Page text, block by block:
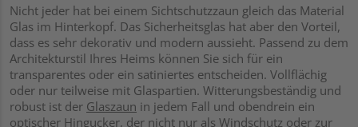
Nicht jeder hat bei einem Sichtschutzzaun gleich das Material
Glas im Hinterkopf. Das Sicherheitsglas hat aber den Vorteil,
dass es sehr dekorativ und modern aussieht. Passend zu dem
Architekturstil Ihres Heims können Sie sich für ein
transparentes oder ein satiniertes entscheiden. Vollflächig
oder nur teilweise mit Glaspartien. Witterungsbeständig und
robust ist der Glaszaun in jedem Fall und obendrein ein
optischer Hingucker, der nicht nur als Windschutz oder zur